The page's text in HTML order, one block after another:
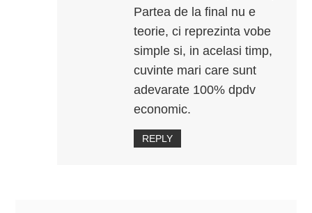
Partea de la final nu e
teorie, ci reprezinta vobe
simple si, in acelasi timp,
cuvinte mari care sunt
adevarate 100% dpdv
economic.
REPLY